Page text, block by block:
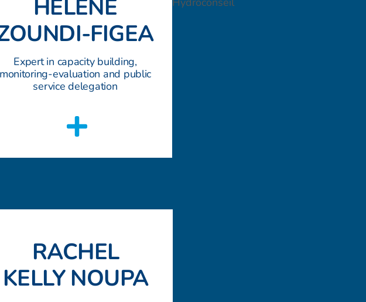
HÉLÈNE
FIGEA
Expert in capacity building,
monitoring-evaluation and public
service delegation
RACHEL
KELLY NOUPA